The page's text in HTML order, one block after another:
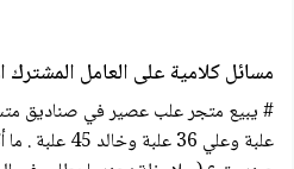
مسائل كلامية على العامل المشترك
علبة وعلي 36